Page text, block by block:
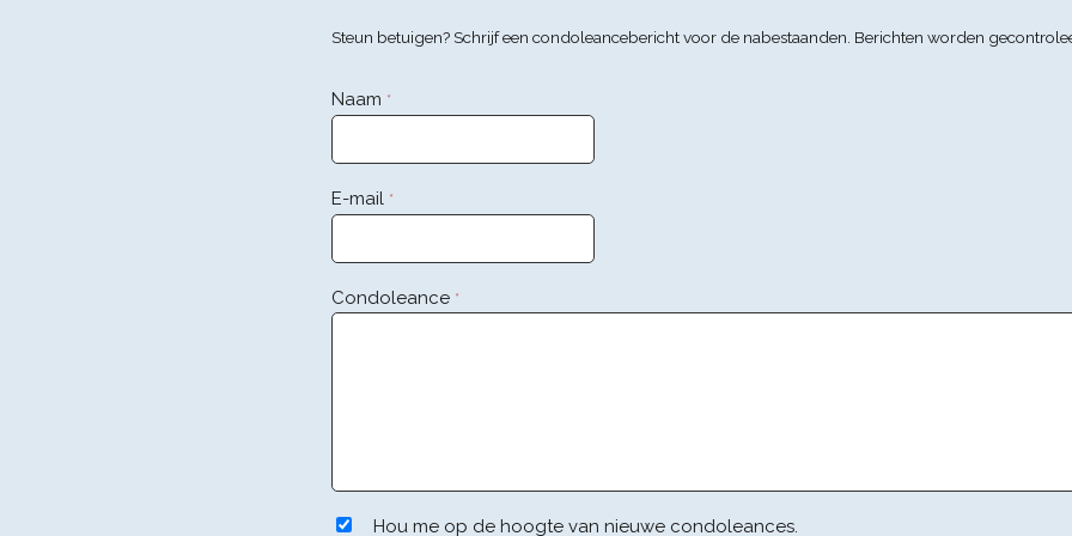
Steun betuigen? Schrijf een condoleancebericht voor de nabestaanden. Berichten worden
Naam *
E-mail *
Condoleance *
Hou me op de hoogte van nieuwe condoleances.